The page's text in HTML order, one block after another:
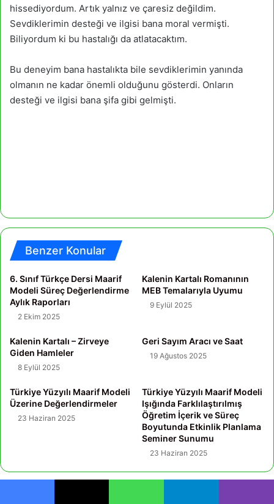
hissediyordum. Artık yalnız ve çaresiz değildim.
Sevdiklerimin desteği ve ilgisi bana moral vermişti.
Biliyordum ki bu hastalığı da atlatacaktım.
Bu deneyim bana hastalıkta bile sevdiklerimin yanında
olmanın ne kadar önemli olduğunu gösterdi. Onların
desteği ve ilgisi bana şifa gibi gelmişti.
Benzer Konular
6. Sınıf Türkçe Dersi Maarif
Modeli Süreç Değerlendirme
Aylık Raporları
2 Ekim 2025
Kalenin Kartalı Romanının
MEB Temalarıyla Uyumu
9 Eylül 2025
Kalenin Kartalı – Zirveye
Giden Hamleler
8 Eylül 2025
Geri Sayım Aracı ve Saat
19 Ağustos 2025
Türkiye Yüzyılı Maarif Modeli
Üzerine Değerlendirmeler
23 Haziran 2025
Türkiye Yüzyılı Maarif Modeli
Işığında Farklılaştırılmış
Öğretim İçerik ve Süreç
Boyutunda Etkinlik Planlama
Seminer Sunumu
23 Haziran 2025